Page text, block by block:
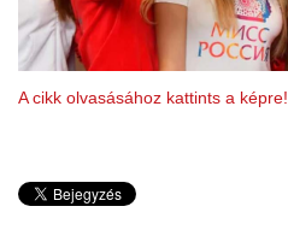
A cikk olvasásához kattints a képre!